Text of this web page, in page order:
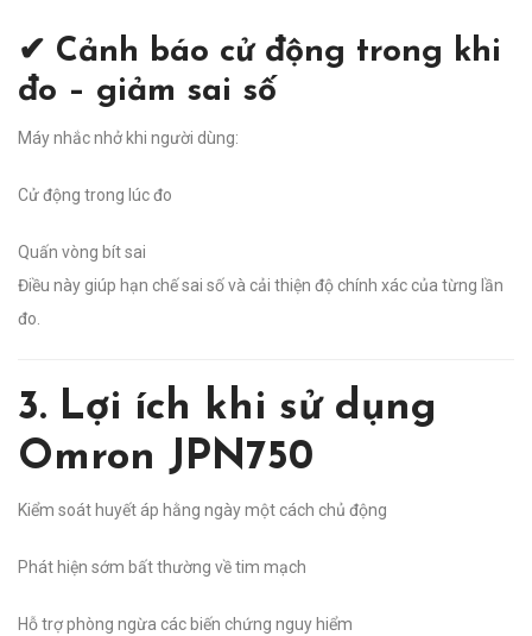
✔ Cảnh báo cử động trong khi
đo – giảm sai số
Máy nhắc nhở khi người dùng:
Cử động trong lúc đo
Quấn vòng bít sai
Điều này giúp hạn chế sai số và cải thiện độ chính xác của từng lần
đo.
3. Lợi ích khi sử dụng
Omron JPN750
Kiểm soát huyết áp hằng ngày một cách chủ động
Phát hiện sớm bất thường về tim mạch
Hỗ trợ phòng ngừa các biến chứng nguy hiểm